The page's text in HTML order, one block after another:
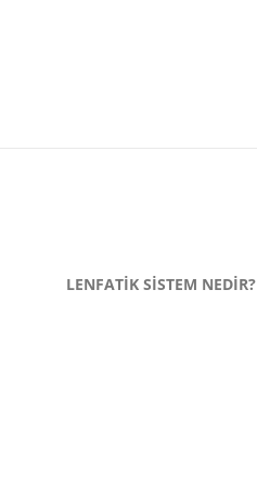
LENFATIK SISTEM NEDIR?